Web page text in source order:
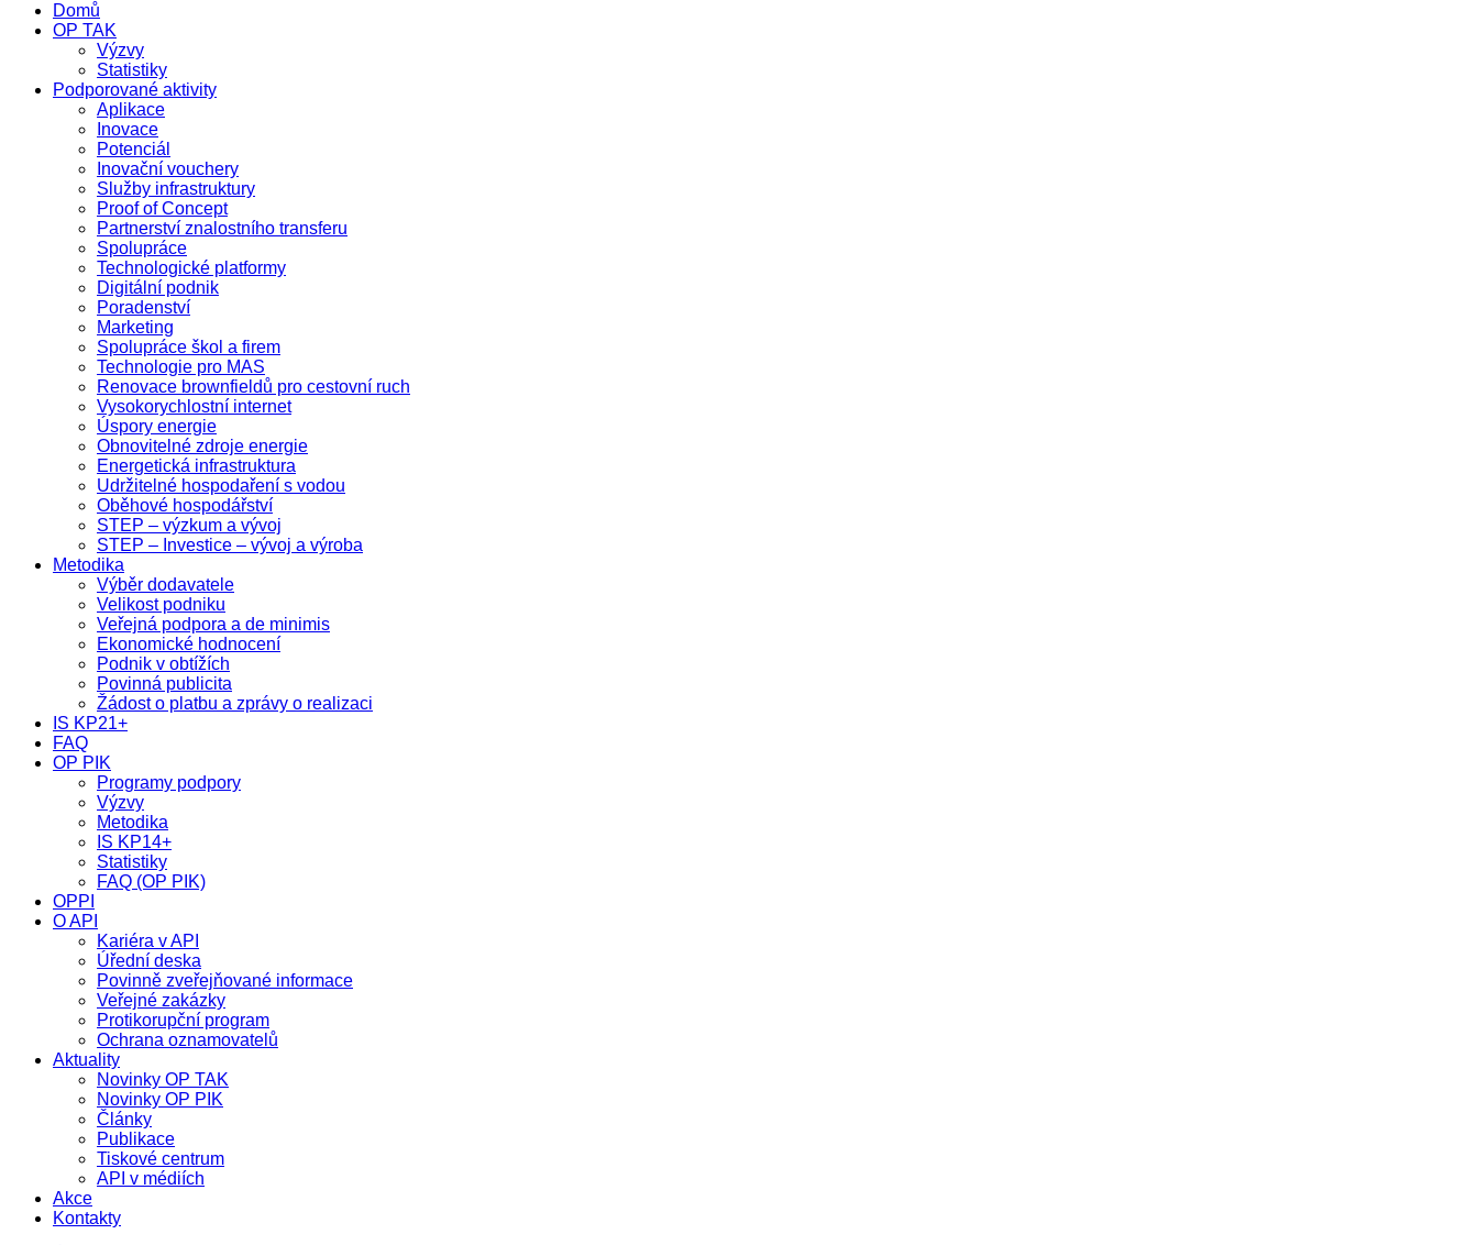
Domů
OP TAK
Výzvy
Statistiky
Podporované aktivity
Aplikace
Inovace
Potenciál
Inovační vouchery
Služby infrastruktury
Proof of Concept
Partnerství znalostního transferu
Spolupráce
Technologické platformy
Digitální podnik
Poradenství
Marketing
Spolupráce škol a firem
Technologie pro MAS
Renovace brownfieldů pro cestovní ruch
Vysokorychlostní internet
Úspory energie
Obnovitelné zdroje energie
Energetická infrastruktura
Udržitelné hospodaření s vodou
Oběhové hospodářství
STEP – výzkum a vývoj
STEP – Investice – vývoj a výroba
Metodika
Výběr dodavatele
Velikost podniku
Veřejná podpora a de minimis
Ekonomické hodnocení
Podnik v obtížích
Povinná publicita
Žádost o platbu a zprávy o realizaci
IS KP21+
FAQ
OP PIK
Programy podpory
Výzvy
Metodika
IS KP14+
Statistiky
FAQ (OP PIK)
OPPI
O API
Kariéra v API
Úřední deska
Povinně zveřejňované informace
Veřejné zakázky
Protikorupční program
Ochrana oznamovatelů
Aktuality
Novinky OP TAK
Novinky OP PIK
Články
Publikace
Tiskové centrum
API v médiích
Akce
Kontakty